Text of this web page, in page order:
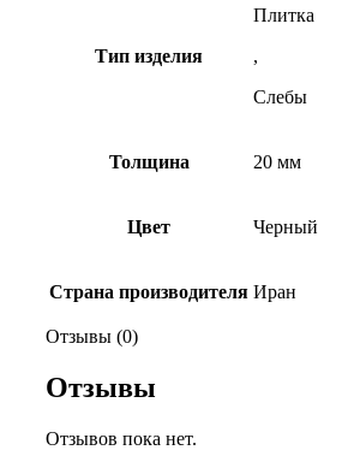
Тип изделия
Плитка
,
Слебы
Толщина 20 мм
Цвет Черный
Страна производителя Иран
Отзывы (0)
Отзывы
Отзывов пока нет.